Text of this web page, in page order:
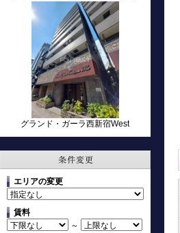
グランド・ガーラ西新宿West
エリアの変更
賃料
～